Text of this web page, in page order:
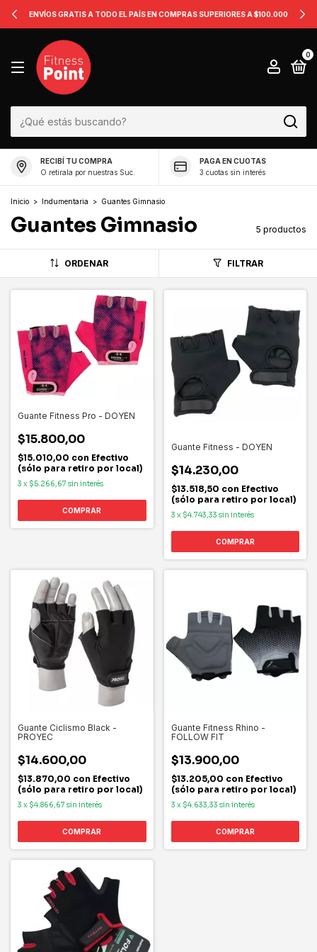
ENVÍOS GRATIS A TODO EL PAÍS EN COMPRAS SUPERIORES A $100.000
0
RECIBÍ TU COMPRA
O retirala por nuestras Suc.
PAGA EN CUOTAS
3 cuotas sin interés
Inicio > Indumentaria > Guantes Gimnasio
Guantes Gimnasio 5 productos
ORDENAR FILTRAR
Guante Fitness Pro - DOYEN
$15.800,00
$15.010,00 con Efectivo
(sólo para retiro por local)
3 x $5.266,67 sin interés
COMPRAR
Guante Fitness - DOYEN
$14.230,00
$13.518,50 con Efectivo
(sólo para retiro por local)
3 x $4.743,33 sin interés
COMPRAR
Guante Ciclismo Black -
PROYEC
$14.600,00
$13.870,00 con Efectivo
(sólo para retiro por local)
3 x $4.866,67 sin interés
COMPRAR
Guante Fitness Rhino -
FOLLOW FIT
$13.900,00
$13.205,00 con Efectivo
(sólo para retiro por local)
3 x $4.633,33 sin interés
COMPRAR